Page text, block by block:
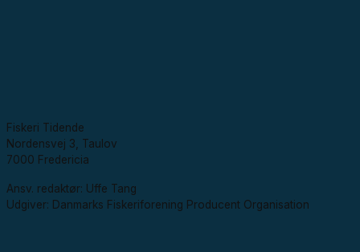
Fiskeri Tidende
Nordensvej 3, Taulov
7000 Fredericia
Ansv. redaktør: Uffe Tang
Udgiver: Danmarks Fiskeriforening Producent Organisation